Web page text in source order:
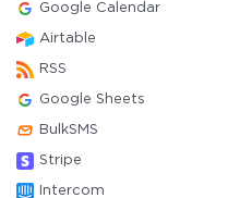
Google Calendar
Airtable
RSS
Google Sheets
BulkSMS
Stripe
Intercom